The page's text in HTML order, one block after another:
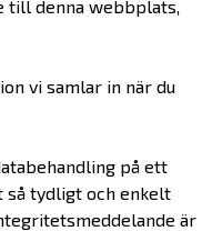
till denna webbplats,
vi samlar in när du
på ett
så tydligt och enkelt
är